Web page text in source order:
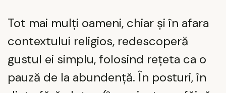
Tot mai mulți oameni, chiar și în afara
contextului religios, redescoperă
gustul ei simplu, folosind rețeta ca o
pauză de la abundență. În posturi, în